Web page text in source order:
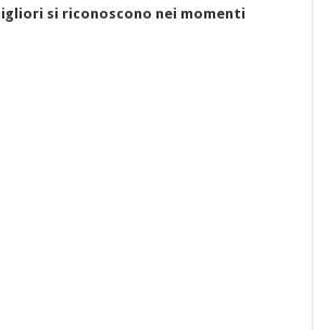
si riconoscono nei momenti